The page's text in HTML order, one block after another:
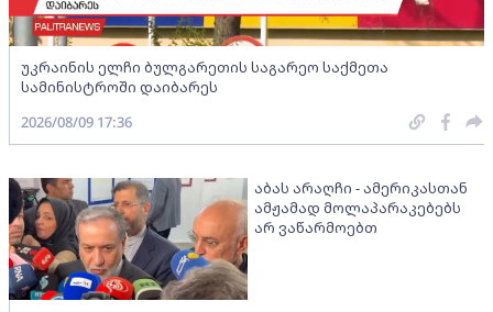
უკრაინის ელჩი ბულგარეთის საგარეო საქმეთა
სამინისტროში დაიბარეს
2026/08/09 17:36
აბას არაღჩი - ამერიკასთან
ამჟამად მოლაპარაკებებს
არ ვაწარმოებთ